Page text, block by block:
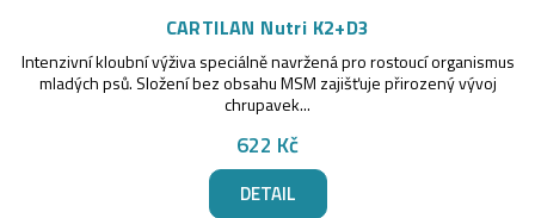
CARTILAN Nutri K2+D3
622 Kč
DETAIL
Intenzivní kloubní výživa speciálně navržená pro rostoucí organismus
mladých psů. Složení bez obsahu MSM zajišťuje přirozený vývoj
chrupavek...